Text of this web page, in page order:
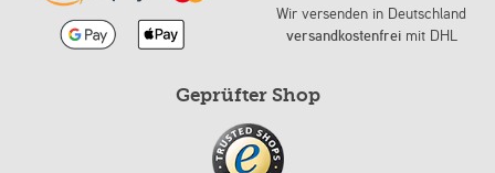
Wir versenden in Deutschland
versandkostenfreimit DHL
Geprüfter Shop